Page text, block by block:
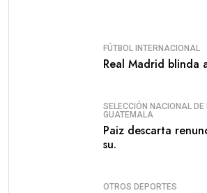
FÚTBOL INTERNACIONAL
Real Madrid blinda
SELECCIÓN NACIONAL DE
GUATEMALA
Paiz descarta
su.
OTROS DEPORTES